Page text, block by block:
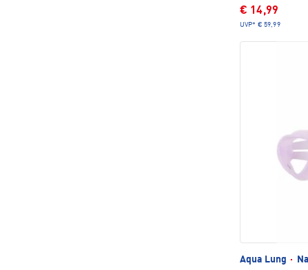
€ 14,99
UVP* € 59,99
Aqua Lung ·